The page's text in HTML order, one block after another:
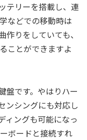
テリーを搭載し、連
などでの移動時は
りをしていても、
ことができますよ
盤です。やはりハー
ンシングにも対応し
ィングも可能になっ
ボードと接続すれ